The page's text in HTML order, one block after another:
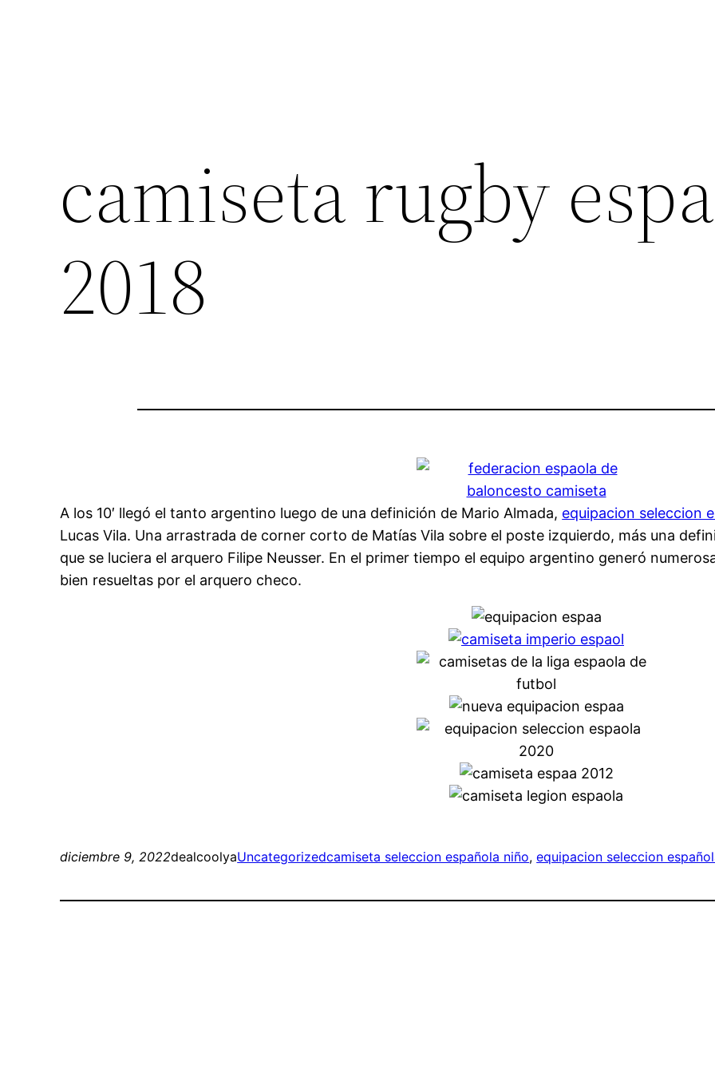
camiseta rugby
2018
A los 10′ llegó el tanto argentino luego de una definición de Mario Almada, equipacion seleccion
Lucas Vila. Una arrastrada de corner corto de Matías Vila sobre el poste izquierdo, más una
que se luciera el arquero Filipe Neusser. En el primer tiempo el equipo argentino generó
bien resueltas por el arquero checo.
diciembre 9, 2022dealcoolyaUncategorizedcamiseta seleccion española niño, equipacion seleccion